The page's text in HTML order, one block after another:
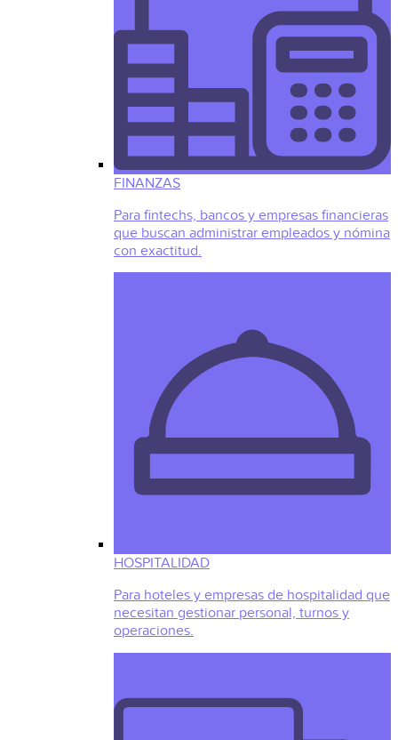
FINANZAS
Para fintechs, bancos y empresas financieras
que buscan administrar empleados y nómina
con exactitud.
HOSPITALIDAD
Para hoteles y empresas de hospitalidad que
necesitan gestionar personal, turnos y
operaciones.